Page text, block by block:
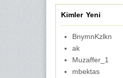
Kimler Yeni
BnymnKzlkn
ak
Muzaffer_1
mbektas